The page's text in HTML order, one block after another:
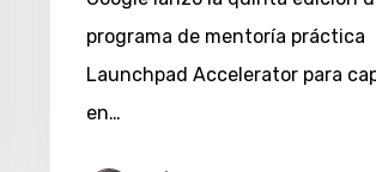
mundial
programa de mentoría práctica
Launchpad Accelerator para
en…